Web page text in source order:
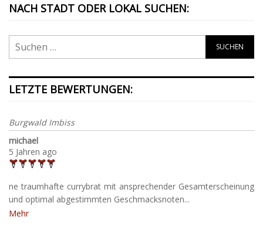
NACH STADT ODER LOKAL SUCHEN:
LETZTE BEWERTUNGEN:
Burgwald Imbiss
michael
5 Jahren ago
ne traumhafte currybrat mit ansprechender Gesamterscheinung
und optimal abgestimmten Geschmacksnoten...
Mehr